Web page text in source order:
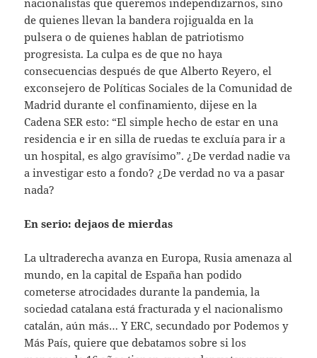
nacionalistas que queremos independizarnos, sino
de quienes llevan la bandera rojigualda en la
pulsera o de quienes hablan de patriotismo
progresista. La culpa es de que no haya
consecuencias después de que Alberto Reyero, el
exconsejero de Políticas Sociales de la Comunidad de
Madrid durante el confinamiento, dijese en la
Cadena SER esto: “El simple hecho de estar en una
residencia e ir en silla de ruedas te excluía para ir a
un hospital, es algo gravísimo”. ¿De verdad nadie va
a investigar esto a fondo? ¿De verdad no va a pasar
nada?
En serio: dejaos de mierdas
La ultraderecha avanza en Europa, Rusia amenaza al
mundo, en la capital de España han podido
cometerse atrocidades durante la pandemia, la
sociedad catalana está fracturada y el nacionalismo
catalán, aún más… Y ERC, secundado por Podemos y
Más País, quiere que debatamos sobre si los